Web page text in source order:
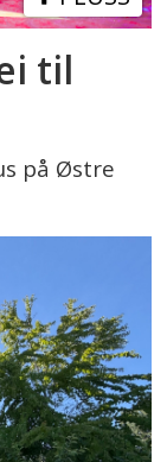
til
på Østre